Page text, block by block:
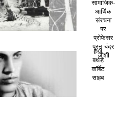
सामाजिक-
आर्थिक
संरचना
पर
प्रोफेसर
पूरन चंद्र
जोशी
हैप्पी
बर्थडे
कॉर्बेट
साहब